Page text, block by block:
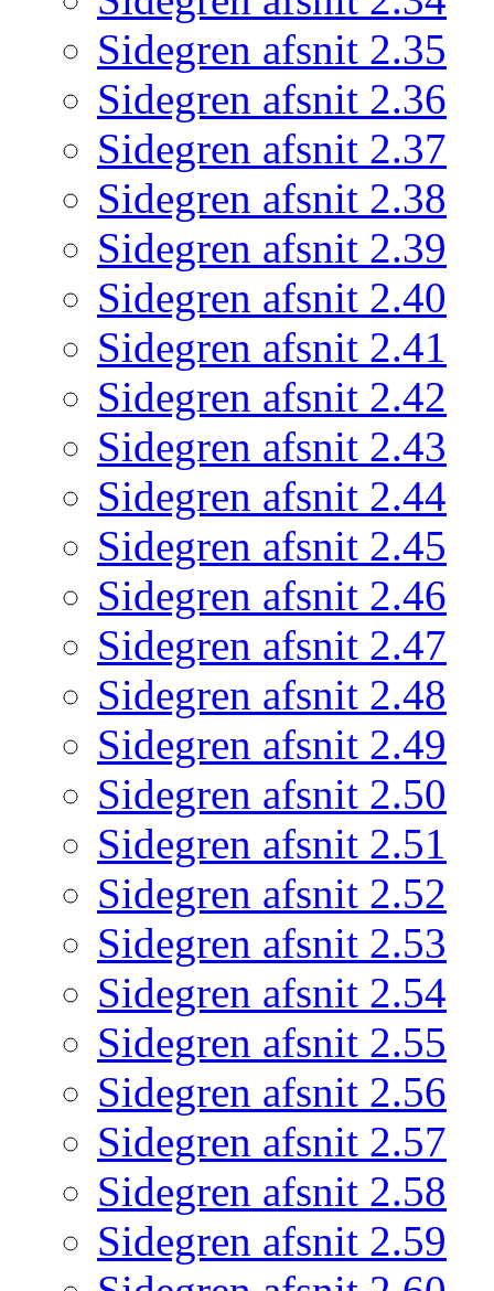
Sidegren afsnit 2.35
Sidegren afsnit 2.36
Sidegren afsnit 2.37
Sidegren afsnit 2.38
Sidegren afsnit 2.39
Sidegren afsnit 2.40
Sidegren afsnit 2.41
Sidegren afsnit 2.42
Sidegren afsnit 2.43
Sidegren afsnit 2.44
Sidegren afsnit 2.45
Sidegren afsnit 2.46
Sidegren afsnit 2.47
Sidegren afsnit 2.48
Sidegren afsnit 2.49
Sidegren afsnit 2.50
Sidegren afsnit 2.51
Sidegren afsnit 2.52
Sidegren afsnit 2.53
Sidegren afsnit 2.54
Sidegren afsnit 2.55
Sidegren afsnit 2.56
Sidegren afsnit 2.57
Sidegren afsnit 2.58
Sidegren afsnit 2.59